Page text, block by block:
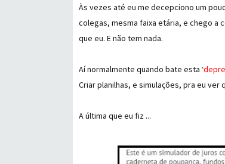
Às vezes até eu me decepciono um
colegas, mesma faixa etária, e chego a
que eu. E não tem nada.
Aí normalmente quando bate esta ‘
Criar planilhas, e simulações, pra eu ver
A última que eu fiz ...